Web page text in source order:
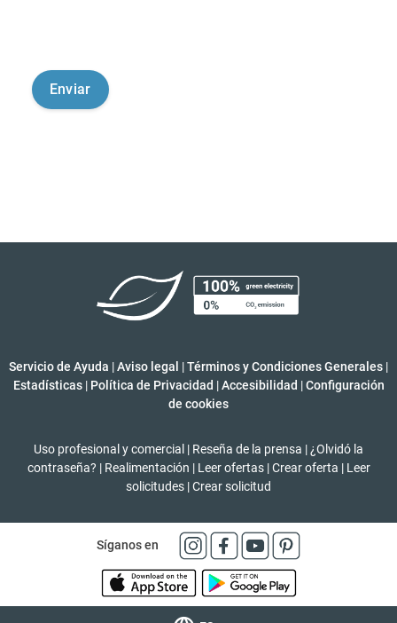
Servicio de Ayuda |Aviso legal |Términos y Condiciones Generales |
Estadísticas | Política de Privacidad | Accesibilidad | Configuración
de cookies
Uso profesional y comercial | Reseña de la prensa | ¿Olvidó la
contraseña? | Realimentación | Leer ofertas | Crear oferta | Leer
solicitudes |Crear solicitud
Síganos en